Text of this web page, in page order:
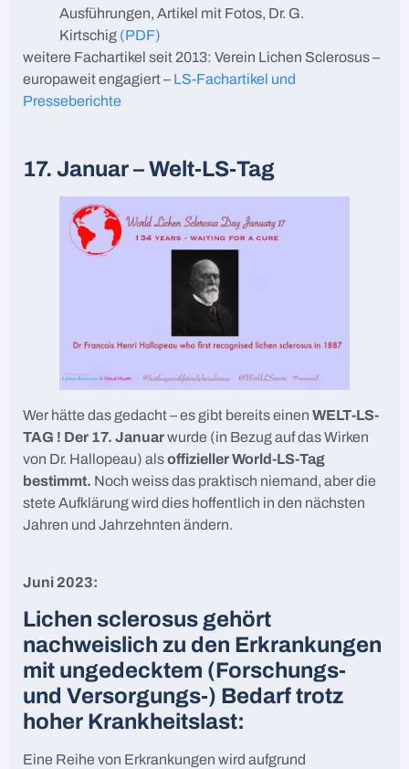
Ausführungen, Artikel mit Fotos, Dr. G.
Kirtschig (PDF)
weitere Fachartikel seit 2013: Verein Lichen Sclerosus –
europaweit engagiert – LS-Fachartikel und
Presseberichte
17. Januar – Welt-LS-Tag
Wer hätte das gedacht – es gibt bereits einen WELT-LS-
TAG ! Der 17. Januarwurde (in Bezug auf das Wirken
von Dr. Hallopeau) alsoffizieller World-LS-Tag
bestimmt. Noch weiss das praktisch niemand, aber die
stete Aufklärung wird dies hoffentlich in den nächsten
Jahren und Jahrzehnten ändern.
Juni 2023:
Lichen sclerosus gehört
nachweislich zu den Erkrankungen
mit ungedecktem (Forschungs-
und Versorgungs-) Bedarf trotz
hoher Krankheitslast:
Eine Reihe von Erkrankungen wird aufgrund